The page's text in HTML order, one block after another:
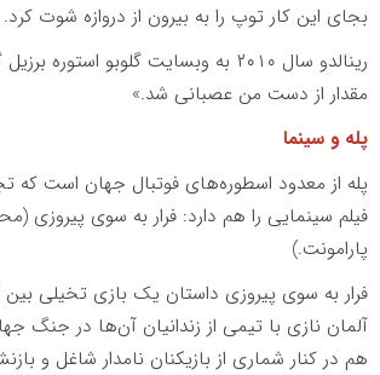
بجای این کار توپ را به بیرون از دروازه شوت کرد.
رینالدو سال ۲۰۱۰ به وبسایت گلوبو
مقدار از دست من عصبانی شد.»
پله و سینما
پله از معدود اسطوره‌های فوتبال جهان است که
پارامونت.)
فرار به سوی پیروزی داستان یک بازی تخیلی بین
آلمان نازی با تیمی از زندانیان آن‌ها در جنگ
هم در کنار شماری از بازیکنان نامدار شاغل و